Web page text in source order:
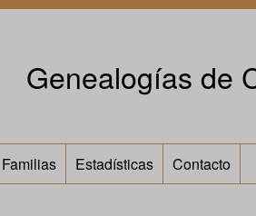
Genealogías de
Familias Estadísticas Contacto